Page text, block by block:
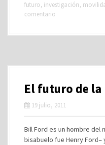
futuro, investigación,
comentario
El futuro de
19 julio, 2011
Bill Ford es un hombre del
bisabuelo fue Henry